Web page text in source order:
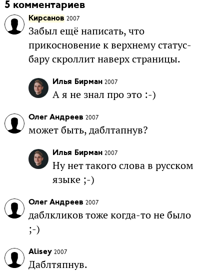
5 комментариев
Кирсанов 2007
Забыл ещё написать, что
прикосновение к верхнему статус-
бару скроллит наверх страницы.
Илья Бирман 2007
А я не знал про это :-)
Олег Андреев 2007
может быть, даблтапнув?
Илья Бирман 2007
Ну нет такого слова в русском
языке ;-)
Олег Андреев 2007
даблкликов тоже когда-то не было
;-)
Alisey 2007
Даблтяпнув.